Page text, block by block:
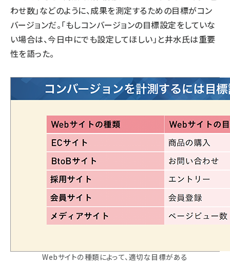
わせ数」などのように、成果を測定するための目標がコン
バージョンだ。「もしコンバージョンの目標設定をしていな
い場合は、今日中にでも設定してほしい」と井水氏は重要
性を語った。
Webサイトの種類によって、適切な目標がある